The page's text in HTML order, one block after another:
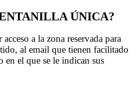
ÚNICA?
a la zona reservada para
al email que tienen facilitado
en el que se le indican sus